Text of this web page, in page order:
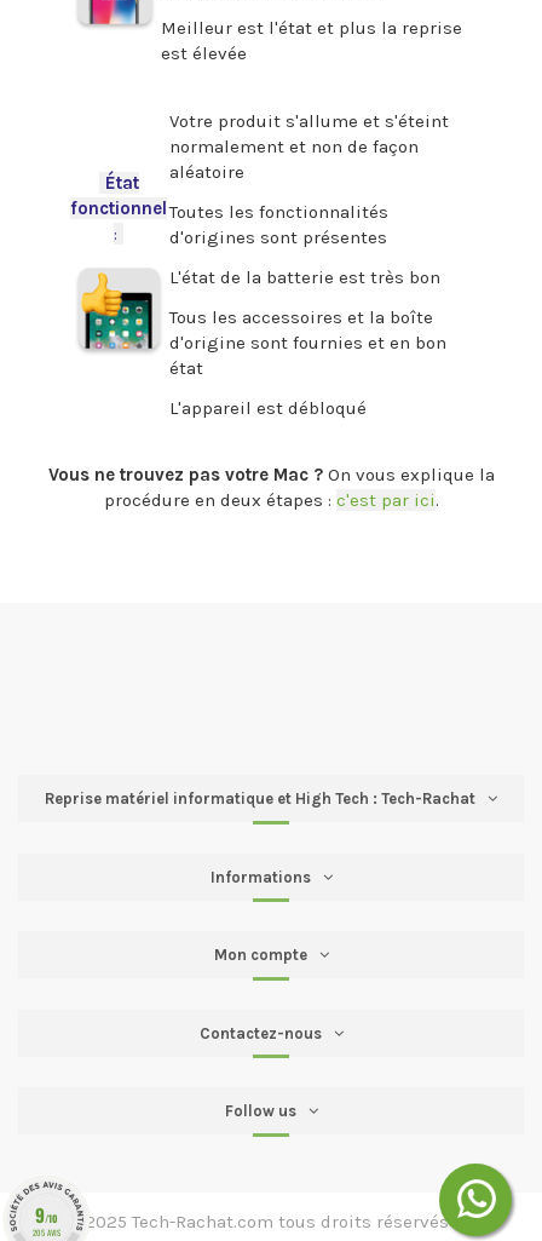
Meilleur est l'état et plus la reprise
est élevée
État
fonctionnel
:
Votre produit s'allume et s'éteint
normalement et non de façon
aléatoire
Toutes les fonctionnalités
d'origines sont présentes
L'état de la batterie est très bon
Tous les accessoires et la boîte
d'origine sont fournies et en bon
état
L'appareil est débloqué
Vous ne trouvez pas votre Mac ?On vous explique la
procédure en deux étapes : c'est par ici.
Reprise matériel informatique et High Tech : Tech-Rachat
Informations
Mon compte
Contactez-nous
Follow us
2016 → 2025 Tech-Rachat.com tous droits réservés
9/10
205 AVIS